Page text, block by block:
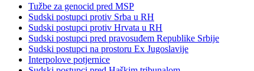
Tužbe za genocid pred MSP
Sudski postupci protiv Srba u RH
Sudski postupci protiv Hrvata u RH
Sudski postupci pred pravosuđem Republike Srbije
Sudski postupci na prostoru Ex Jugoslavije
Interpolove potjernice